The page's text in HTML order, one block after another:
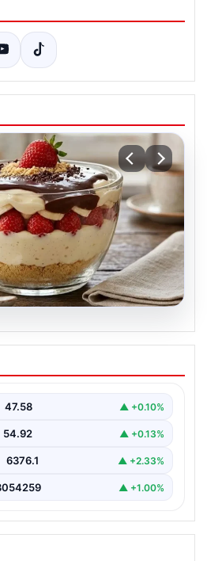
Katan Lezzet:
Tarifi
gelen günümüzün popüler
47.58 ▲ +0.10%
54.92 ▲ +0.13%
6376.1 ▲ +2.33%
▲ +1.00%